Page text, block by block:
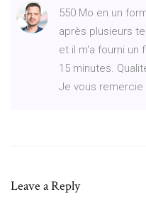
550 Mo en un
après plusieurs
et il m'a fourni un
15 minutes.
Je vous remercie
Leave a Reply